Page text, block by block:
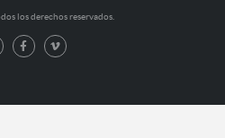
los derechos reservados.